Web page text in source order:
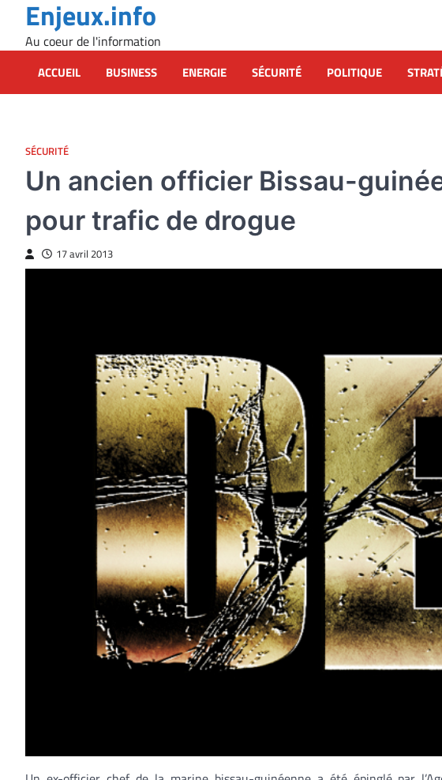
content
Enjeux.info
Au coeur de l'information
ACCUEIL BUSINESS ENERGIE SÉCURITÉ POLITIQUE
SÉCURITÉ
Un ancien officier Bissau-
pour trafic de drogue
17 avril 2013